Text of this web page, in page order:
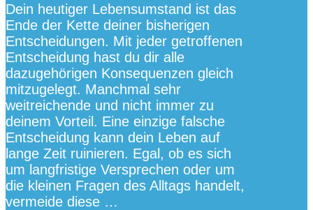
Dein heutiger Lebensumstand ist das
Ende der Kette deiner bisherigen
Entscheidungen. Mit jeder getroffenen
Entscheidung hast du dir alle
dazugehörigen Konsequenzen gleich
mitzugelegt. Manchmal sehr
weitreichende und nicht immer zu
deinem Vorteil. Eine einzige falsche
Entscheidung kann dein Leben auf
lange Zeit ruinieren. Egal, ob es sich
um langfristige Versprechen oder um
die kleinen Fragen des Alltags handelt,
vermeide diese …